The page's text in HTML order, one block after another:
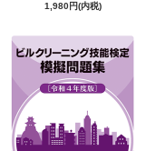
1,980円(内税)